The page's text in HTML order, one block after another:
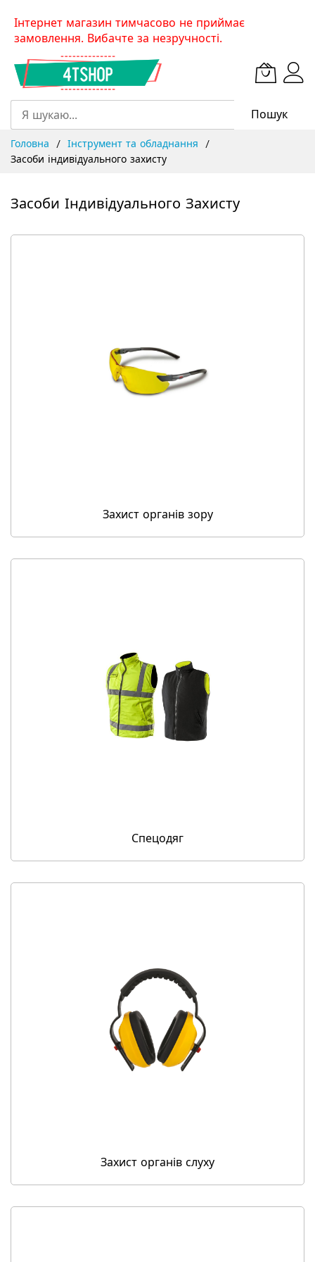
SkipІнтернет магазин тимчасово не приймає
замовлення. Вибачте за незручності.
Пошук
Головна
Інструмент та обладнання
Засоби індивідуального захисту
Засоби Індивідуального Захисту
Захист органів зору
Спецодяг
Захист органів слуху